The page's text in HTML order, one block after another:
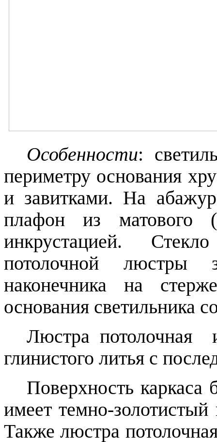
Особенности:
периметру основания
и завитками. На
плафон из матового
инкрустацией.
потолочной люстры
наконечника на
основания светильника
Люстра потолочная
глинистого литья с
Поверхность каркаса
имеет темно-
Также люстра